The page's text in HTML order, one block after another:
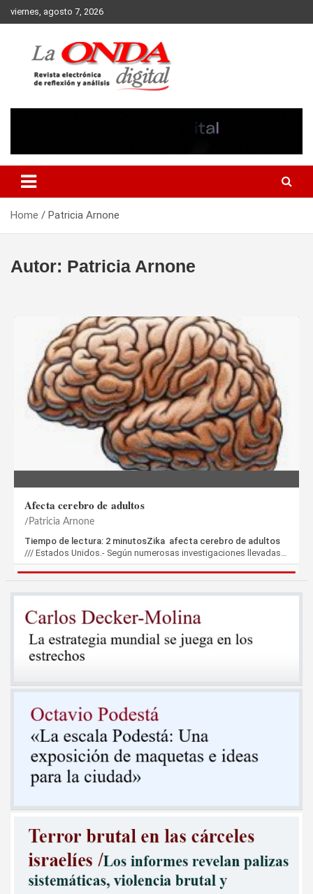
Skip
to
viernes, agosto 7, 2026
Home Patricia Arnone
Autor: Patricia Arnone
Afecta cerebro de adultos
Patricia Arnone
Tiempo de lectura: 2 minutosZika afecta cerebro de adultos
/// Estados Unidos.- Según numerosas investigaciones llevadas…